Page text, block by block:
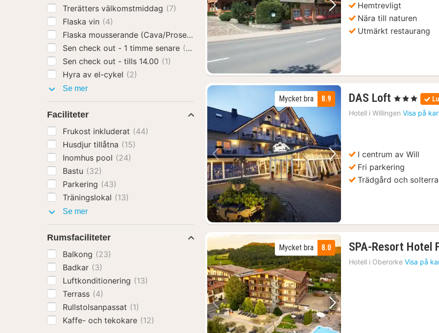
Föregående bild Nästa bild
Hemtrevligt
Nära till naturen
Utmärkt restaurang
Föregående bild Nästa bild
8.9
Mycket bra DAS Loft 1
natt
från
, 3 Stjärnor
Hotell i Willingen Visa på
I centrum av Will
Fri parkering
Trädgård och
Föregående bild Nästa bild
8.0
Mycket bra SPA-Resort Hotel
Hotell i Oberorke Visa på
Trerätters välkomstmiddag (7)
Flaska vin (4)
Flaska mousserande (Cava/Prosecco)
(11)
Sen check out - 1 timme senare (2)
Sen check out - tills 14.00 (1)
Hyra av el-cykel (2)
Se merHotelltillägg
Faciliteter
Frukost inkluderat (44)
Husdjur tillåtna (15)
Inomhus pool (24)
Bastu (32)
Parkering (43)
Träningslokal (13)
Se merFaciliteter
Rumsfaciliteter
Balkong (23)
Badkar (3)
Luftkonditionering (13)
Terrass (4)
Rullstolsanpassat (1)
Kaffe- och tekokare (12)